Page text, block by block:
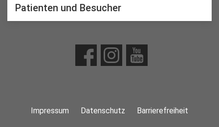
Patienten und Besucher
Impressum Datenschutz Barrierefreiheit